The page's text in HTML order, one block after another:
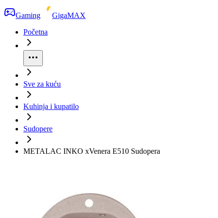
Gaming
GigaMAX
Početna
Sve za kuću
Kuhinja i kupatilo
Sudopere
METALAC INKO xVenera E510 Sudopera